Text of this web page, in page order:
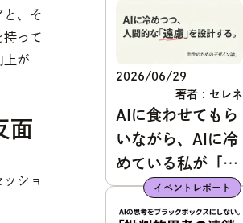
、そ
って
上が
面
ショ
2026参加レポー
2026/06/29
著者 : セレネ
AIに食わせてもら
いながら、AIに冷
めている私が「遠
慮」を設計するま
で
イベントレポート